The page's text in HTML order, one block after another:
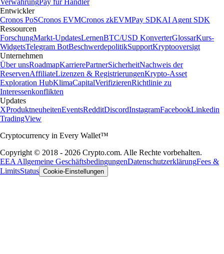
VerwahrungPay für Händler
Entwickler
Cronos PoSCronos EVMCronos zkEVMPay SDKAI Agent SDK
Ressourcen
ForschungMarkt-UpdatesLernenBTC/USD KonverterGlossarKurs-
WidgetsTelegram BotBeschwerdepolitikSupportKryptooversigt
Unternehmen
Über unsRoadmapKarrierePartnerSicherheitNachweis der
ReservenAffiliateLizenzen & RegistrierungenKrypto-Asset
Exploration HubKlimaCapitalVerifizierenRichtlinie zu
Interessenkonflikten
Updates
XProduktneuheitenEventsRedditDiscordInstagramFacebookLinkedin
TradingView
Cryptocurrency in Every Wallet™
Copyright © 2018 - 2026 Crypto.com. Alle Rechte vorbehalten.
EEA Allgemeine GeschäftsbedingungenDatenschutzerklärungFees &
LimitsStatus Cookie-Einstellungen